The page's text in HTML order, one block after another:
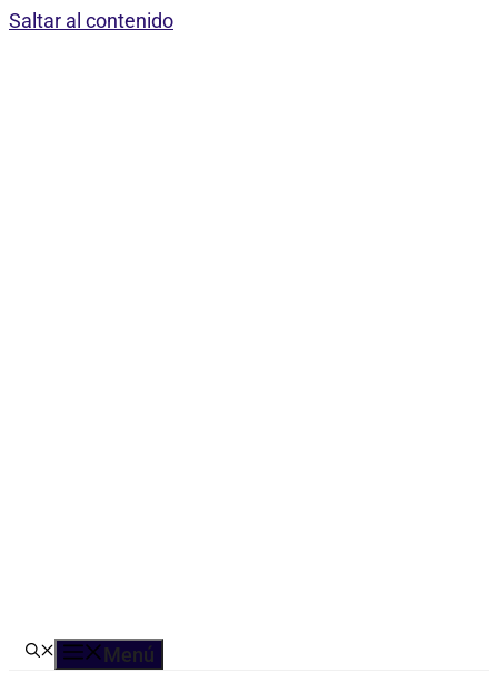
Saltar al contenido
Menú